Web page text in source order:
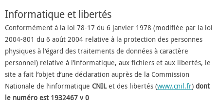
Informatique et libertés
Conformément à la loi 78-17 du 6 janvier 1978 (modifiée par la loi
2004-801 du 6 août 2004 relative à la protection des personnes
physiques à l’égard des traitements de données à caractère
personnel) relative à l’informatique, aux fichiers et aux libertés, le
site a fait l’objet d’une déclaration auprès de la Commission
Nationale de l’informatique CNILet des libertés (www.cnil.fr) dont
le numéro est 1932467 v 0